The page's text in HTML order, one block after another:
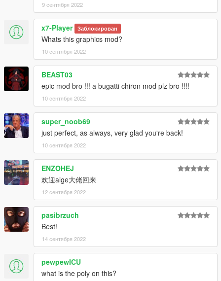
9 сентября 2022
x7-Player Заблокирован
Whats this graphics mod?
10 сентября 2022
BEAST03
epic mod bro !!! a bugatti chiron mod plz bro !!!!
10 сентября 2022
super_noob69
just perfect, as always, very glad you're back!
10 сентября 2022
ENZOHEJ
欢迎aige大佬回来
12 сентября 2022
pasibrzuch
Best!
14 сентября 2022
pewpewICU
what is the poly on this?